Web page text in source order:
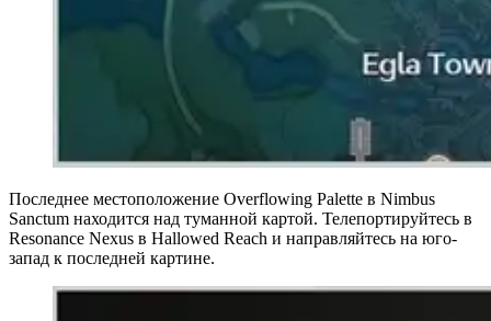
Последнее местоположение Overflowing Palette в Nimbus
Sanctum находится над туманной картой. Телепортируйтесь в
Resonance Nexus в Hallowed Reach и направляйтесь на юго-
запад к последней картине.